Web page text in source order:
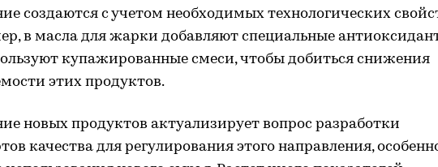
создаются с учетом необходимых технологических
в масла для жарки добавляют специальные
купажированные смеси, чтобы добиться снижения
этих продуктов.
новых продуктов актуализирует вопрос разработки
качества для регулирования этого направления,